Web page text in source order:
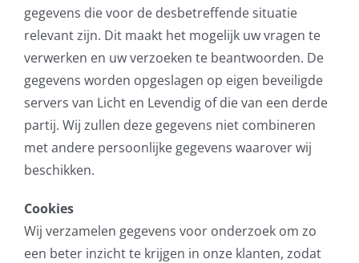
gegevens die voor de desbetreffende situatie
relevant zijn. Dit maakt het mogelijk uw vragen te
verwerken en uw verzoeken te beantwoorden. De
gegevens worden opgeslagen op eigen beveiligde
servers van Licht en Levendig of die van een derde
partij. Wij zullen deze gegevens niet combineren
met andere persoonlijke gegevens waarover wij
beschikken.
Cookies
Wij verzamelen gegevens voor onderzoek om zo
een beter inzicht te krijgen in onze klanten, zodat